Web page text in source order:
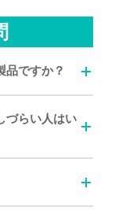
品ですか？
づらい人はい